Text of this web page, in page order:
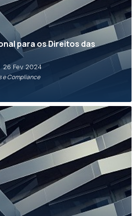
para os Direitos das
26 Fev 2024
e Compliance